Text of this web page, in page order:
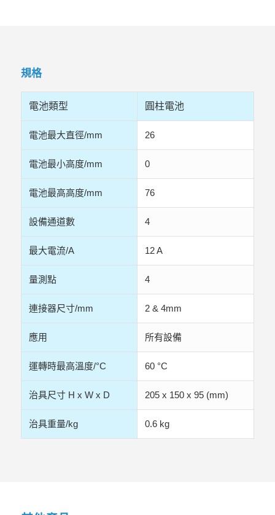
規格
電池類型 圓柱電池
電池最大直徑/mm 26
電池最小高度/mm 0
電池最高高度/mm 76
設備通道數 4
最大電流/A 12 A
量測點 4
連接器尺寸/mm 2 & 4mm
應用 所有設備
運轉時最高溫度/°C 60 °C
治具尺寸 H x W x D 205 x 150 x 95 (mm)
治具重量/kg 0.6 kg